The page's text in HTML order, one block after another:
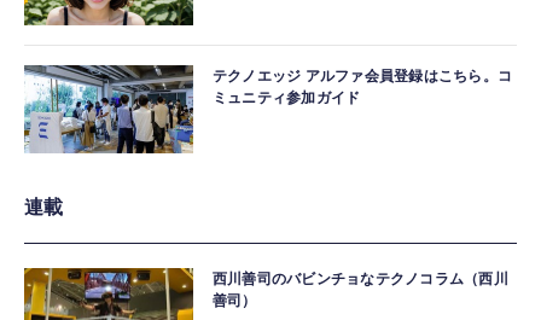
テクノエッジ アルファ会員登録はこちら。コ
ミュニティ参加ガイド
連載
西川善司のバビンチョなテクノコラム（西川
善司）